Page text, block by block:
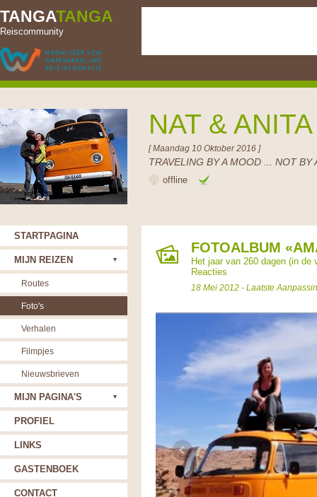
TANGATANGA
Reiscommunity
NAT &
[ Maandag 10 Oktober 2016 ]
TRAVELING BY A MOOD ... NOT BY
offline
FOTOALBUM
Het jaar van 260 dagen (in
Reacties
18 Mei 2012 - Laatste
STARTPAGINA
MIJN REIZEN
Routes
Foto's
Verhalen
Filmpjes
Nieuwsbrieven
MIJN PAGINA'S
PROFIEL
LINKS
GASTENBOEK
CONTACT